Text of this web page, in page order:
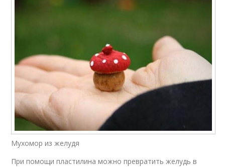
Мухомор из желудя
При помощи пластилина можно превратить желудь в